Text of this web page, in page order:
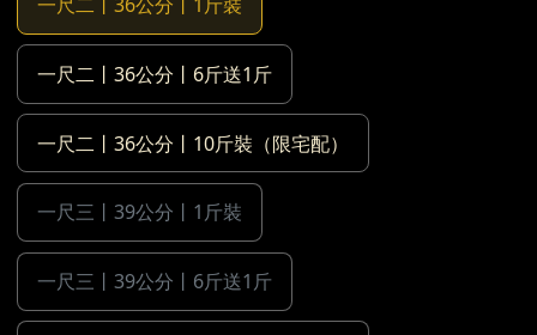
一尺二丨36公分丨6斤送1斤
一尺二丨36公分丨10斤裝（限宅配）
一尺三丨39公分丨1斤裝
一尺三丨39公分丨6斤送1斤